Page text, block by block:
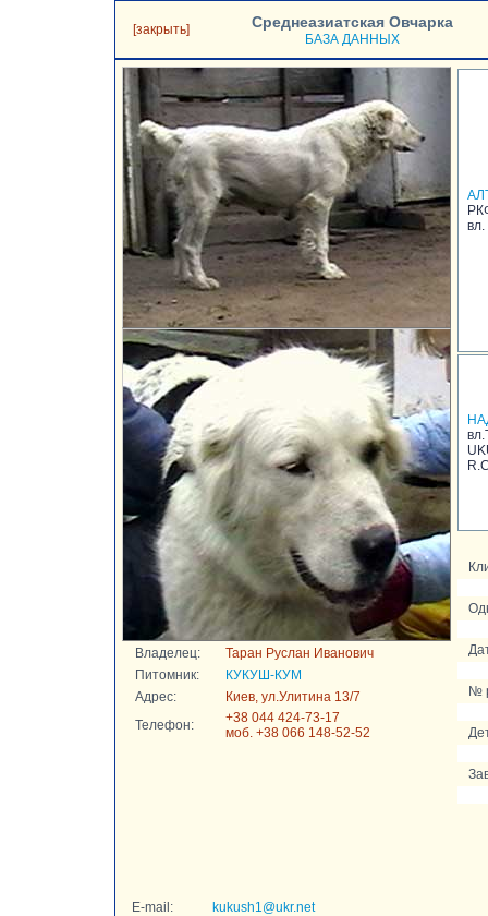
[закрыть] Среднеазиатская Овчарка
БАЗА ДАННЫХ
Владелец:
Таран Руслан Иванович
Питомник:
КУКУШ-КУМ
Адрес:
Киев, ул.Улитина 13/7
Телефон:
+38 044 424-73-17
моб. +38 066 148-52-52
вл.
№
E-mail:
kukush1@ukr.net